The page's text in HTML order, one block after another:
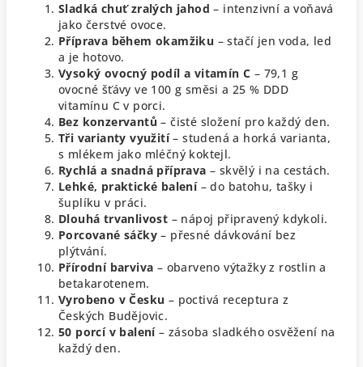
Sladká chuť zralých jahod – intenzivní a voňavá
jako čerstvé ovoce.
Příprava během okamžiku – stačí jen voda, led
a je hotovo.
Vysoký ovocný podíl a vitamín C – 79,1 g
ovocné šťávy ve 100 g směsi a 25 % DDD
vitamínu C v porci.
Bez konzervantů – čisté složení pro každý den.
Tři varianty využití– studená a horká varianta,
s mlékem jako mléčný koktejl.
Rychlá a snadná příprava – skvělý i na cestách.
Lehké, praktické balení– do batohu, tašky i
šuplíku v práci.
Dlouhá trvanlivost – nápoj připravený kdykoli.
Porcované sáčky – přesné dávkování bez
plýtvání.
Přírodní barviva – obarveno výtažky z rostlin a
betakarotenem.
Vyrobeno v Česku – poctivá receptura z
Českých Budějovic.
50 porcí v balení– zásoba sladkého osvěžení na
každý den.